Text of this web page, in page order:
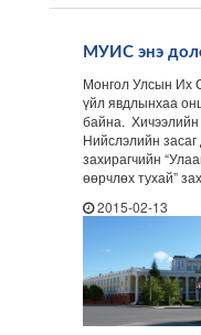
МУИС энэ
Монгол Улсын Их
үйл явдлынхаа
байна. Хичээлийн
Нийслэлийн
захирагчийн
өөрчлөх тухай”
2015-02-13